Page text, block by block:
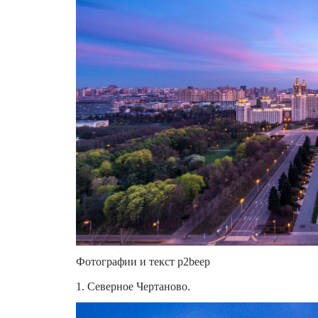
Фотографии и текст p2beep
1. Северное Чертаново.